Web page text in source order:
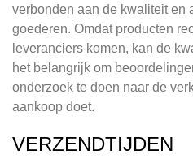
verbonden aan de kwaliteit en
goederen. Omdat producten
leveranciers komen, kan de
het belangrijk om
onderzoek te doen naar de
aankoop doet.
VERZENDTIJDEN